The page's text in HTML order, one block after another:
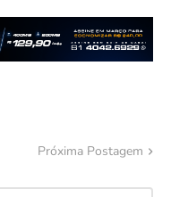
Próxima Postagem